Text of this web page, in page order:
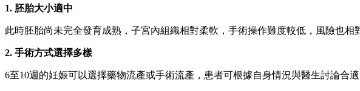
1. 胚胎大小適中
此時胚胎尚未完全發育成熟，子宮內組織相對柔軟，手術操作難度較低，風險也相
2. 手術方式選擇多樣
6至10週的妊娠可以選擇藥物流產或手術流產，患者可根據自身情況與醫生討論合適